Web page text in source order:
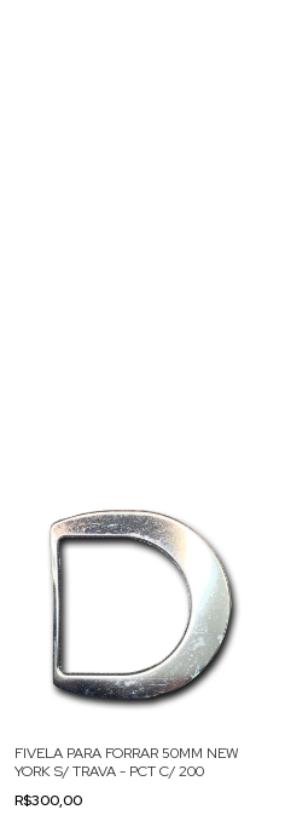
FIVELA PARA FORRAR 50MM NEW
YORK S/ TRAVA - PCT C/ 200
R$300,00